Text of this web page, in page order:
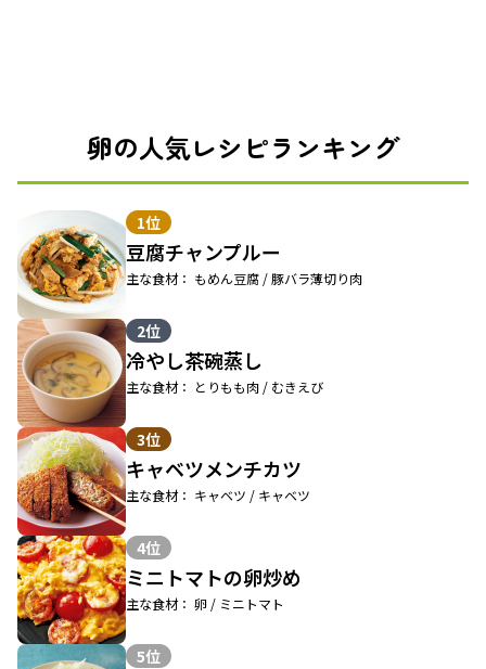
卵の人気レシピランキング
1位
豆腐チャンプルー
主な食材： もめん豆腐 / 豚バラ薄切り肉
2位
冷やし茶碗蒸し
主な食材： とりもも肉 / むきえび
3位
キャベツメンチカツ
主な食材： キャベツ / キャベツ
4位
ミニトマトの卵炒め
主な食材： 卵 / ミニトマト
5位